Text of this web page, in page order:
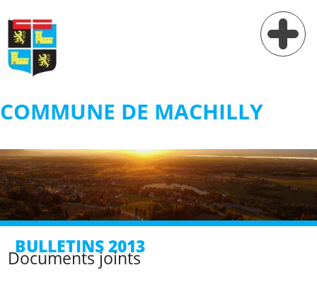
COMMUNE DE MACHILLY
Vie pratique
Services
Village
Contact
BULLETINS 2013
Documents joints